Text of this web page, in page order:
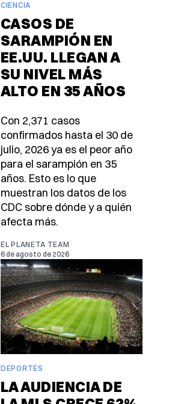
CIENCIA
CASOS DE
SARAMPIÓN EN
EE.UU. LLEGAN A
SU NIVEL MÁS
ALTO EN 35 AÑOS
Con 2,371 casos
confirmados hasta el 30 de
julio, 2026 ya es el peor año
para el sarampión en 35
años. Esto es lo que
muestran los datos de los
CDC sobre dónde y a quién
afecta más.
EL PLANETA TEAM
6 de agosto de 2026
DEPORTES
LA AUDIENCIA DE